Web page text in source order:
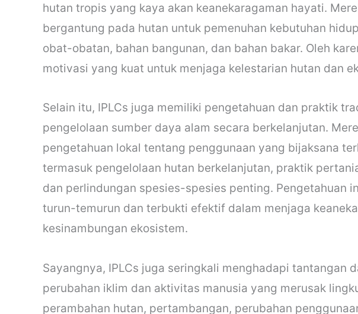
hutan tropis yang kaya akan keanekaragaman hayati.
bergantung pada hutan untuk pemenuhan kebutuhan
obat-obatan, bahan bangunan, dan bahan bakar. Oleh
motivasi yang kuat untuk menjaga kelestarian hutan dan
Selain itu, IPLCs juga memiliki pengetahuan dan praktik
pengelolaan sumber daya alam secara berkelanjutan.
pengetahuan lokal tentang penggunaan yang bijaksana
termasuk pengelolaan hutan berkelanjutan, praktik
dan perlindungan spesies-spesies penting. Pengetahuan
turun-temurun dan terbukti efektif dalam menjaga
kesinambungan ekosistem.
Sayangnya, IPLCs juga seringkali menghadapi tantangan
perubahan iklim dan aktivitas manusia yang merusak
perambahan hutan, pertambangan, perubahan